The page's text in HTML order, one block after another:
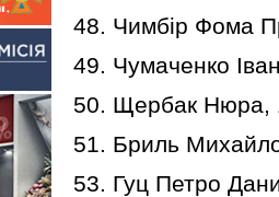
48. Чимбір Фома
49. Чумаченко
50. Щербак Нюра,
51. Бриль
53. Гуц Петро